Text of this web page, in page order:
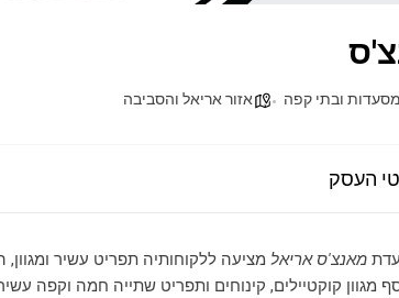
ובתי קפה אזור אריאל והסביבה
העסק
מאנצ'ס אריאל מציעה ללקוחותיה תפריט עשיר ומגוון,
מגוון קוקטיילים, קינוחים ותפריט שתייה חמה וקפה